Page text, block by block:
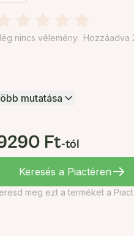
nincs vélemény Hozzáadva
mutatása
Ft-tól
Keresés a Piactéren
meg ezt a terméket a